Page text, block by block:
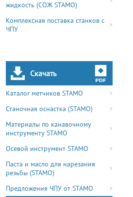
жидкость (СОЖ STAMO)
Комплексная поставка станков с
ЧПУ
Скачать
Каталог метчиков STAMO
Станочная оснастка (STAMO)
Материалы по канавочному
инструменту STAMO
Осевой инструмент STAMO
Паста и масло для нарезания
резьбы (STAMO)
Предложения ЧПУ от STAMO